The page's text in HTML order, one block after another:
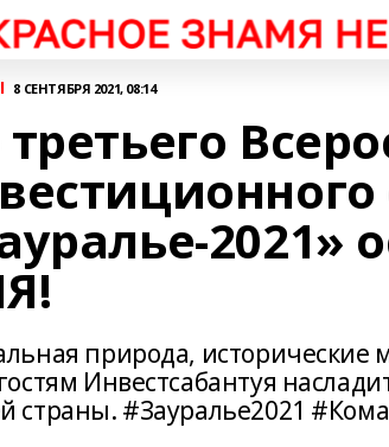
8 СЕНТЯБРЯ 2021, 08:14
2021»
природа, исторические
Инвестсабантуя
страны. #Зауралье2021